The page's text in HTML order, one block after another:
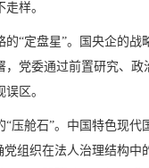
样。
“定盘星”。国央企的
党委通过前置研究、
区。
压舱石”。中国特色现
组织在法人治理结构